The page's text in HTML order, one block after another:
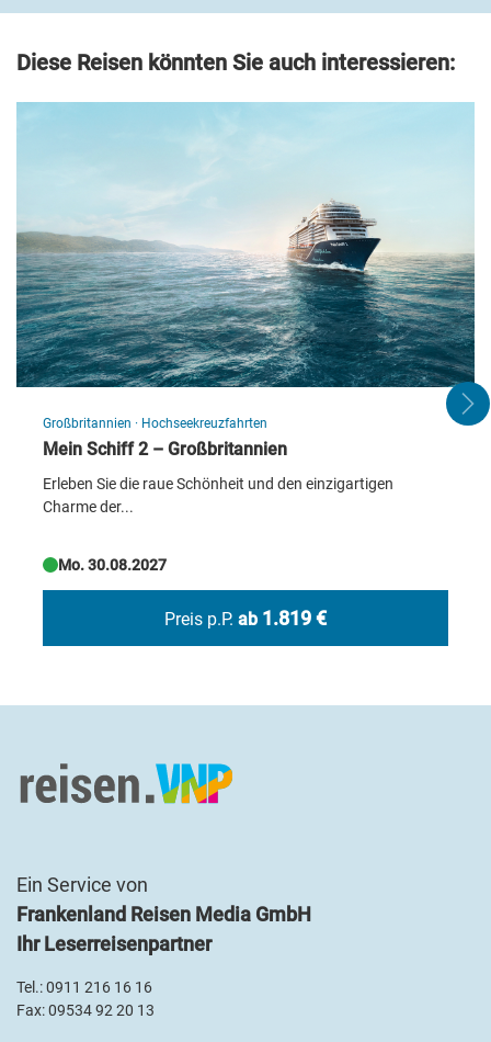
Winterspaziergang am Reschensee
ausgestattet.
Diese Reisen könnten Sie auch interessieren:
Großbritannien · Hochseekreuzfahrten
Mein Schiff 2 – Großbritannien
Erleben Sie die raue Schönheit und den einzigartigen
Charme der...
Mo. 30.08.2027
Preis p.P. ab 1.819 €
Ein Service von
Frankenland Reisen Media GmbH
Ihr Leserreisenpartner
Tel.:0911 216 16 16
Fax: 09534 92 20 13